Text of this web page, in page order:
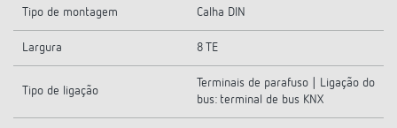
Tipo de montagem Calha DIN
Largura 8 TE
Tipo de ligação
Terminais de parafuso | Ligação do
bus: terminal de bus KNX